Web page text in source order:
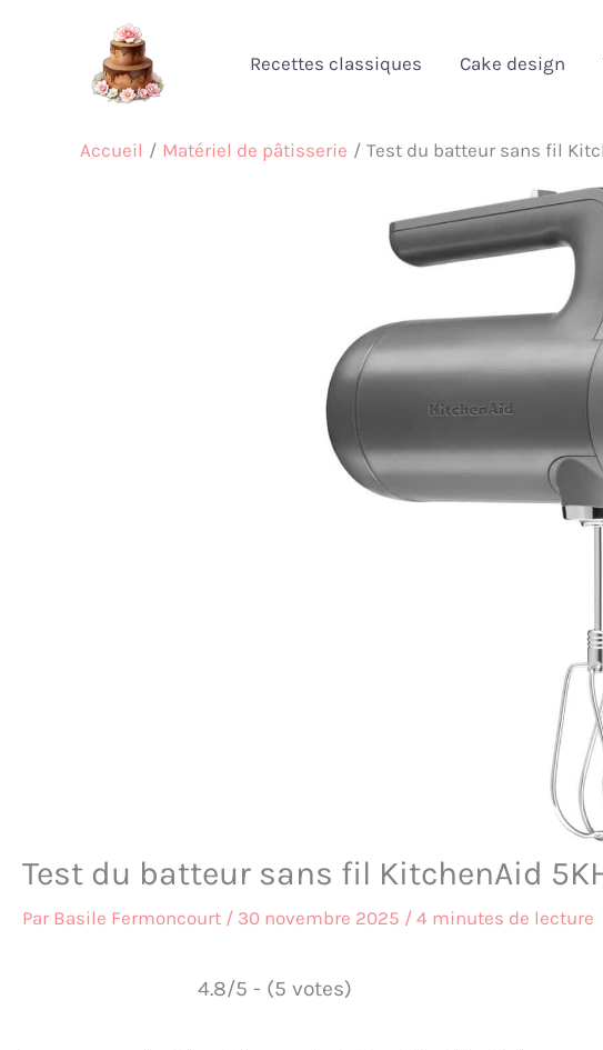
Recettes classiques Cake design
Accueil Matériel de pâtisserie Test du batteur sans fil
Test du batteur sans fil KitchenAid
Par Basile Fermoncourt / 30 novembre 2025 / 4 minutes de lecture
4.8/5 - (5 votes)